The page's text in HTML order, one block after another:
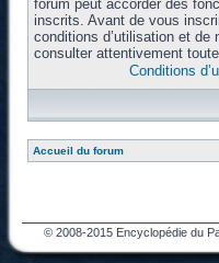
forum peut accorder des
inscrits. Avant de vous
conditions d’utilisation et de
consulter attentivement
Conditions
Accueil du forum
© 2008-2015 Encyclopédie du